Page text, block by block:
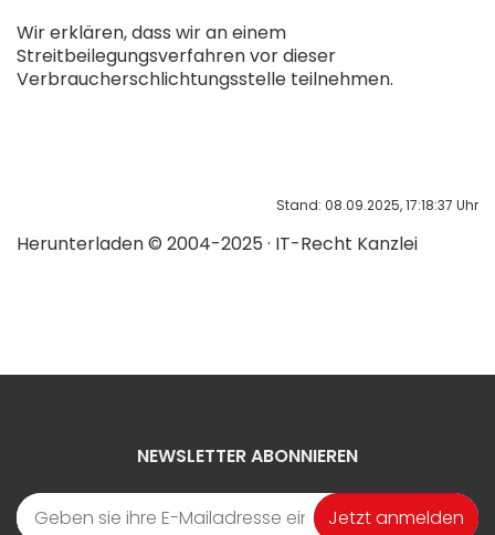
Wir erklären, dass wir an einem
Streitbeilegungsverfahren vor dieser
Verbraucherschlichtungsstelle teilnehmen.
Stand: 08.09.2025, 17:18:37 Uhr
Herunterladen © 2004-2025 · IT-Recht Kanzlei
NEWSLETTER ABONNIEREN
Jetzt anmelden